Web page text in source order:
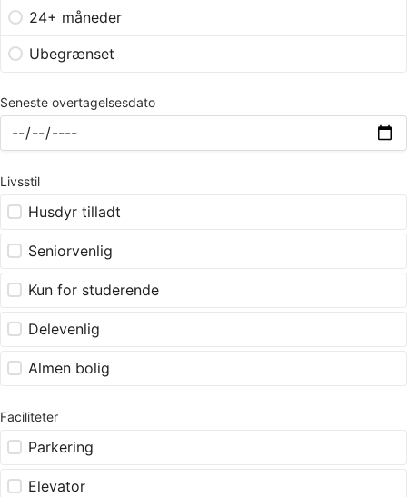
24+ måneder
Ubegrænset
Seneste overtagelsesdato
Livsstil
Husdyr tilladt
Seniorvenlig
Kun for studerende
Delevenlig
Almen bolig
Faciliteter
Parkering
Elevator